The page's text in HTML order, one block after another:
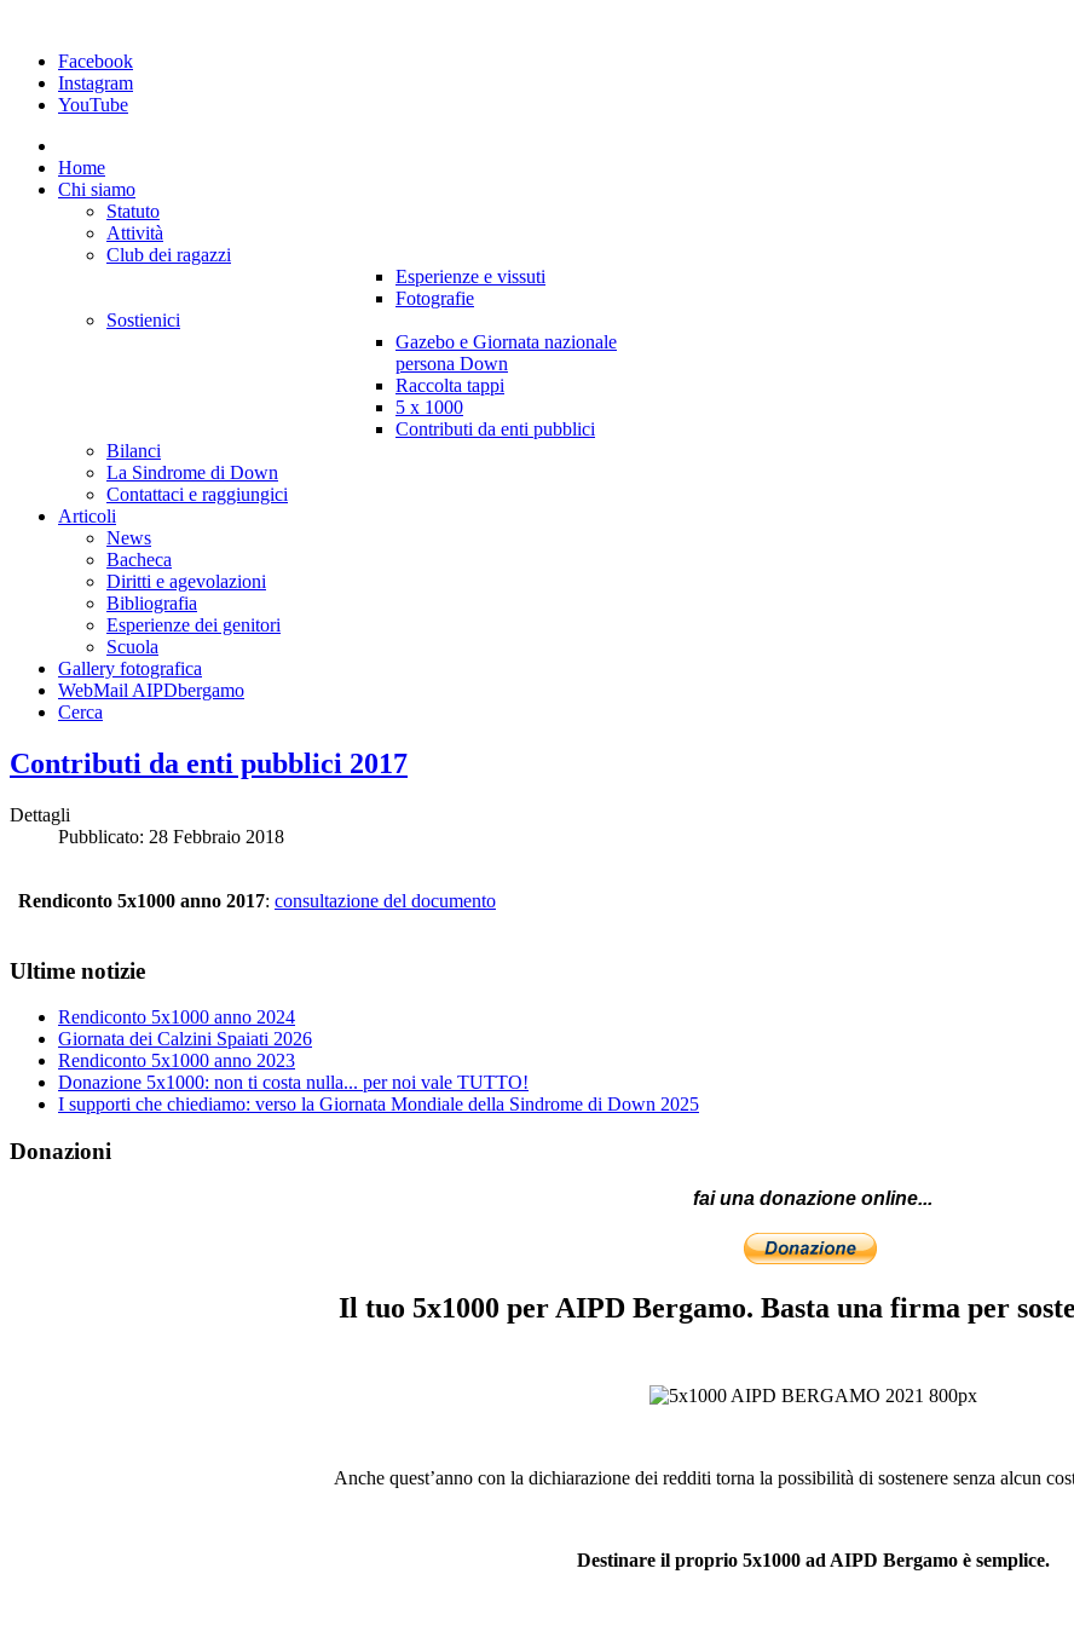
Facebook
Instagram
YouTube
Home
Chi siamo
Statuto
Attività
Club dei ragazzi
Esperienze e vissuti
Fotografie
Sostienici
Gazebo e Giornata nazionale
persona Down
Raccolta tappi
5 x 1000
Contributi da enti pubblici
Bilanci
La Sindrome di Down
Contattaci e raggiungici
Articoli
News
Bacheca
Diritti e agevolazioni
Bibliografia
Esperienze dei genitori
Scuola
Gallery fotografica
WebMail AIPDbergamo
Cerca
Contributi da enti pubblici 2017
Dettagli
Pubblicato: 28 Febbraio 2018
Rendiconto 5x1000 anno 2017: consultazione del documento
Ultime notizie
Rendiconto 5x1000 anno 2024
Giornata dei Calzini Spaiati 2026
Rendiconto 5x1000 anno 2023
Donazione 5x1000: non ti costa nulla... per noi vale TUTTO!
I supporti che chiediamo: verso la Giornata Mondiale della Sindrome di Down 2025
Donazioni
fai una donazione online...
Il tuo 5x1000 per AIPD Bergamo. Basta una firma per
Anche quest’anno con la dichiarazione dei redditi torna la possibilità di sostenere senza alcun
Destinare il proprio 5x1000 ad AIPD Bergamo è semplice.